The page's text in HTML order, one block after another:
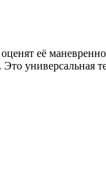
её
универсальная